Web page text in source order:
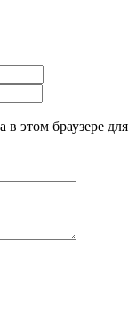
в этом браузере для